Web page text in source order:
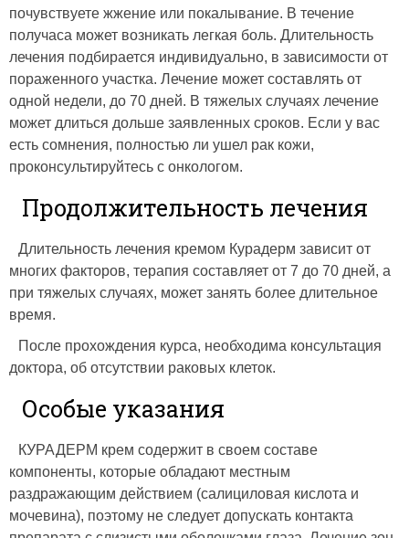
почувствуете жжение или покалывание. В течение
получаса может возникать легкая боль. Длительность
лечения подбирается индивидуально, в зависимости от
пораженного участка. Лечение может составлять от
одной недели, до 70 дней. В тяжелых случаях лечение
может длиться дольше заявленных сроков. Если у вас
есть сомнения, полностью ли ушел рак кожи,
проконсультируйтесь с онкологом.
Продолжительность лечения
Длительность лечения кремом Курадерм зависит от
многих факторов, терапия составляет от 7 до 70 дней, а
при тяжелых случаях, может занять более длительное
время.
После прохождения курса, необходима консультация
доктора, об отсутствии раковых клеток.
Особые указания
КУРАДЕРМ крем содержит в своем составе
компоненты, которые обладают местным
раздражающим действием (салициловая кислота и
мочевина), поэтому не следует допускать контакта